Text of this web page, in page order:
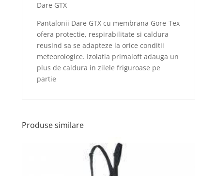
Dare GTX
Pantalonii Dare GTX cu membrana Gore-Tex
ofera protectie, respirabilitate si caldura
reusind sa se adapteze la orice conditii
meteorologice. Izolatia primaloft adauga un
plus de caldura in zilele friguroase pe
partie
Produse similare